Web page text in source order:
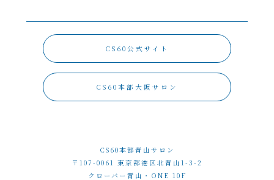
CS60公式サイト
CS60本部大阪サロン
CS60本部青山サロン
〒107-0061 東京都港区北青山1-3-2
クローバー青山・ONE 10F